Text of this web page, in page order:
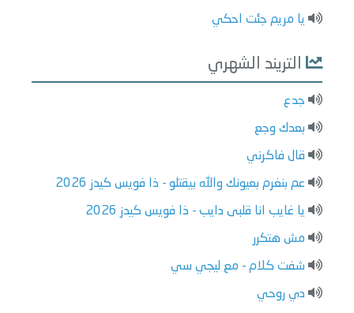
يا مريم جئت احكي
التريند الشهري
جدع
بعدك وجع
قال فاكرني
عم بنغرم بعيونك والله بيقتلو - ذا فويس كيدز 2026
يا غايب انا قلبى دايب - ذا فويس كيدز 2026
مش هتكرر
شفت كلام - مع ليجي سي
دي روحي